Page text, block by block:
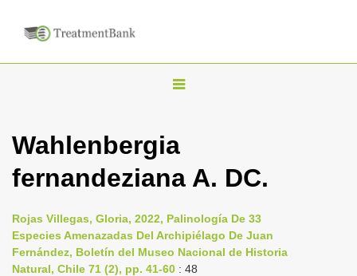
T
g
l
n
a
v
Wahlenbergia
fernandeziana A. DC.
Rojas Villegas, Gloria, 2022, Palinología De 33
Especies Amenazadas Del Archipiélago De Juan
Fernández, Boletín del Museo Nacional de Historia
Natural, Chile 71 (2), pp. 41-60 : 48